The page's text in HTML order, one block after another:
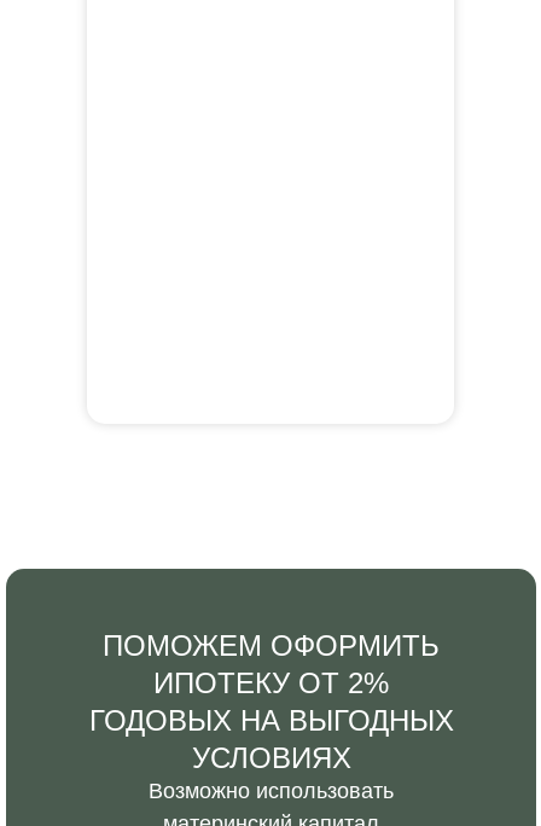
ПОМОЖЕМ ОФОРМИТЬ
ИПОТЕКУ ОТ 2%
ГОДОВЫХ НА ВЫГОДНЫХ
УСЛОВИЯХ
Возможно использовать